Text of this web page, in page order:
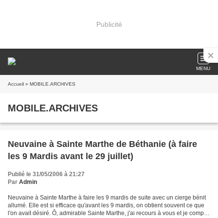
Publicité
MENU
Accueil » MOBILE.ARCHIVES
MOBILE.ARCHIVES
Neuvaine à Sainte Marthe de Béthanie (à faire
les 9 Mardis avant le 29 juillet)
Publié le 31/05/2006 à 21:27
Par Admin
Neuvaine à Sainte Marthe à faire les 9 mardis de suite avec un cierge bénit
allumé. Elle est si efficace qu'avant les 9 mardis, on obtient souvent ce que
l'on avait désiré. Ô, admirable Sainte Marthe, j'ai recours à vous et je compte